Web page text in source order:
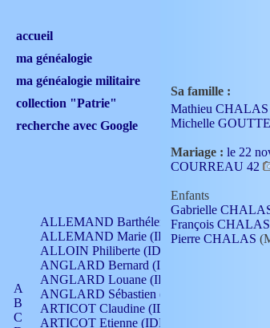
accueil
ma généalogie
ma généalogie militaire
collection "Patrie"
recherche avec Google
A
B
C
ALLEMAND Barthélemy (IDNO 330)
ALLEMAND Marie (IDNO 165)
ALLOIN Philiberte (IDNO 449)
ANGLARD Bernard (IDNO 4)
ANGLARD Louane (IDNO 4)
ANGLARD Sébastien (IDNO 4)
ARTICOT Claudine (IDNO 105)
ARTICOT Etienne (IDNO 420)
Sa famille :
Mathieu CHALAS
Michelle GOUTTE
Mariage : le 22
COURREAU 42
Enfants
Gabrielle
François CHALAS
Pierre CHALAS